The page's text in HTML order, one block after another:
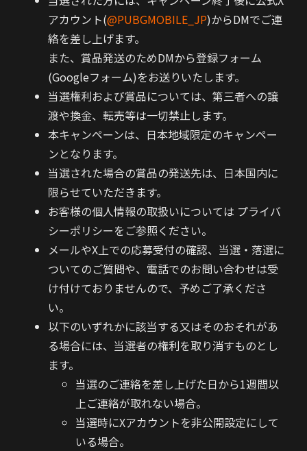
アカウント(@PUBGMOBILE_JP)からDMでご連
絡を差し上げます。
また、賞品発送のためDMから登録フォーム
(Googleフォーム)をお送りいたします。
当選権利および賞品については、第三者への譲
渡や換金、転売等は一切禁止します。
本キャンペーンは、日本地域限定のキャンペー
ンとなります。
当選された場合の賞品の発送先は、日本国内に
限らせていただきます。
お客様の個人情報の取扱いについては プライバ
シーポリシーをご参照ください。
メールやX上での応募受付の確認、当選・落選に
ついてのご質問や、電話でのお問い合わせは受
け付けておりませんので、予めご了承くださ
い。
以下のいずれかに該当する又はそのおそれがあ
る場合には、当選者の権利を取り消すものとし
ます。
当選のご連絡を差し上げた日から1週間以
上ご連絡が取れない場合。
当選時にXアカウントを非公開設定にして
いる場合。